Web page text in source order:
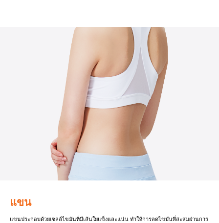
แขน
แขนประกอบด้วยเซลล์ไขมันที่มีเส้นใยแข็งและแน่น ทำให้การลดไขมันที่สะสมผ่านการ